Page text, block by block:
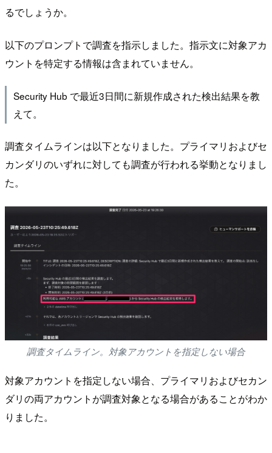
るでしょうか。
以下のプロンプトで調査を指示しました。指示文に対象アカ
ウントを特定する情報は含まれていません。
Security Hub で最近3日間に新規作成された検出結果を教
えて。
調査タイムラインは以下となりました。プライマリおよびセ
カンダリのいずれに対しても調査が行われる挙動となりまし
た。
調査タイムライン。対象アカウントを指定しない場合
対象アカウントを指定しない場合、プライマリおよびセカン
ダリの両アカウントが調査対象となる場合があることがわか
りました。